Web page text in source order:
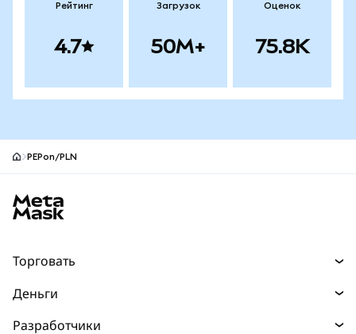
Рейтинг
4.7
Загрузок
50M+
Оценок
75.8K
PEPon/PLN
Торговать
Деньги
Разработчики